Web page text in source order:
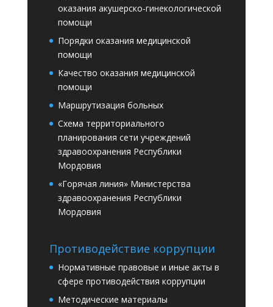
оказания акушерско-гинекологической
помощи
Порядки оказания медицинской
помощи
Качество оказания медицинской
помощи
Маршрутизация больных
Схема территориального
планирования сети учреждений
здравоохранения Республики
Мордовия
«Горячая линия» Министерства
здравоохранения Республики
Мордовия
Противодействие коррупции
Нормативные правовые и иные акты в
сфере противодействия коррупции
Методические материалы